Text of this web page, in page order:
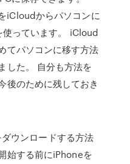
iCloudからパソコンに
っています。 iCloud
てパソコンに移す方法
した。 自分も方法を
後のために残しておき
ウンロードする方法
始する前にiPhoneを